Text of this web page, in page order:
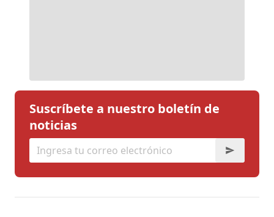
Suscríbete a nuestro boletín de
noticias